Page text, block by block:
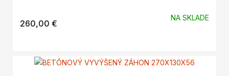
260,00 €
NA SKLADE